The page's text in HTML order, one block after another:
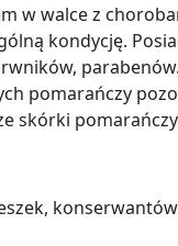
w walce z
kondycję.
pomarańczy
skórki